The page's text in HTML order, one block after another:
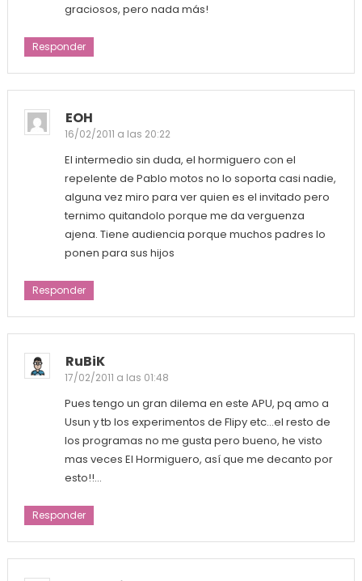
graciosos, pero nada más!
Responder
EOH
16/02/2011 a las 20:22
El intermedio sin duda, el hormiguero con el
repelente de Pablo motos no lo soporta casi nadie,
alguna vez miro para ver quien es el invitado pero
ternimo quitandolo porque me da verguenza
ajena. Tiene audiencia porque muchos padres lo
ponen para sus hijos
Responder
RuBiK
17/02/2011 a las 01:48
Pues tengo un gran dilema en este APU, pq amo a
Usun y tb los experimentos de Flipy etc…el resto de
los programas no me gusta pero bueno, he visto
mas veces El Hormiguero, así que me decanto por
esto!!…
Responder